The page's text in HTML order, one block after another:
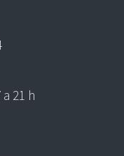
21 h